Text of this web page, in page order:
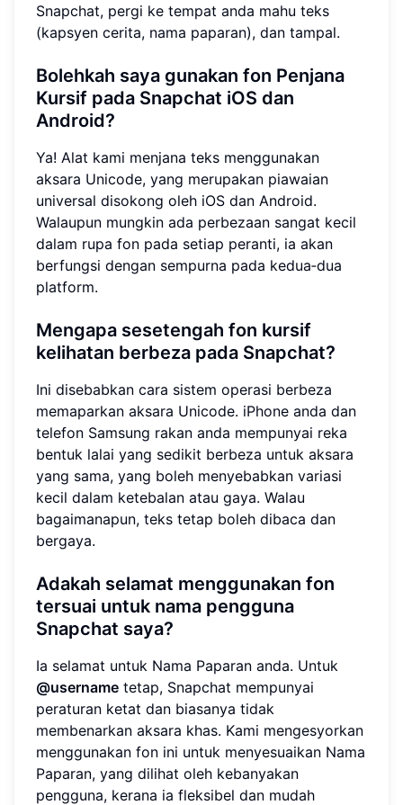
Snapchat, pergi ke tempat anda mahu teks
(kapsyen cerita, nama paparan), dan tampal.
Bolehkah saya gunakan fon Penjana
Kursif pada Snapchat iOS dan
Android?
Ya! Alat kami menjana teks menggunakan
aksara Unicode, yang merupakan piawaian
universal disokong oleh iOS dan Android.
Walaupun mungkin ada perbezaan sangat kecil
dalam rupa fon pada setiap peranti, ia akan
berfungsi dengan sempurna pada kedua‑dua
platform.
Mengapa sesetengah fon kursif
kelihatan berbeza pada Snapchat?
Ini disebabkan cara sistem operasi berbeza
memaparkan aksara Unicode. iPhone anda dan
telefon Samsung rakan anda mempunyai reka
bentuk lalai yang sedikit berbeza untuk aksara
yang sama, yang boleh menyebabkan variasi
kecil dalam ketebalan atau gaya. Walau
bagaimanapun, teks tetap boleh dibaca dan
bergaya.
Adakah selamat menggunakan fon
tersuai untuk nama pengguna
Snapchat saya?
Ia selamat untuk Nama Paparan anda. Untuk
@username tetap, Snapchat mempunyai
peraturan ketat dan biasanya tidak
membenarkan aksara khas. Kami mengesyorkan
menggunakan fon ini untuk menyesuaikan Nama
Paparan, yang dilihat oleh kebanyakan
pengguna, kerana ia fleksibel dan mudah